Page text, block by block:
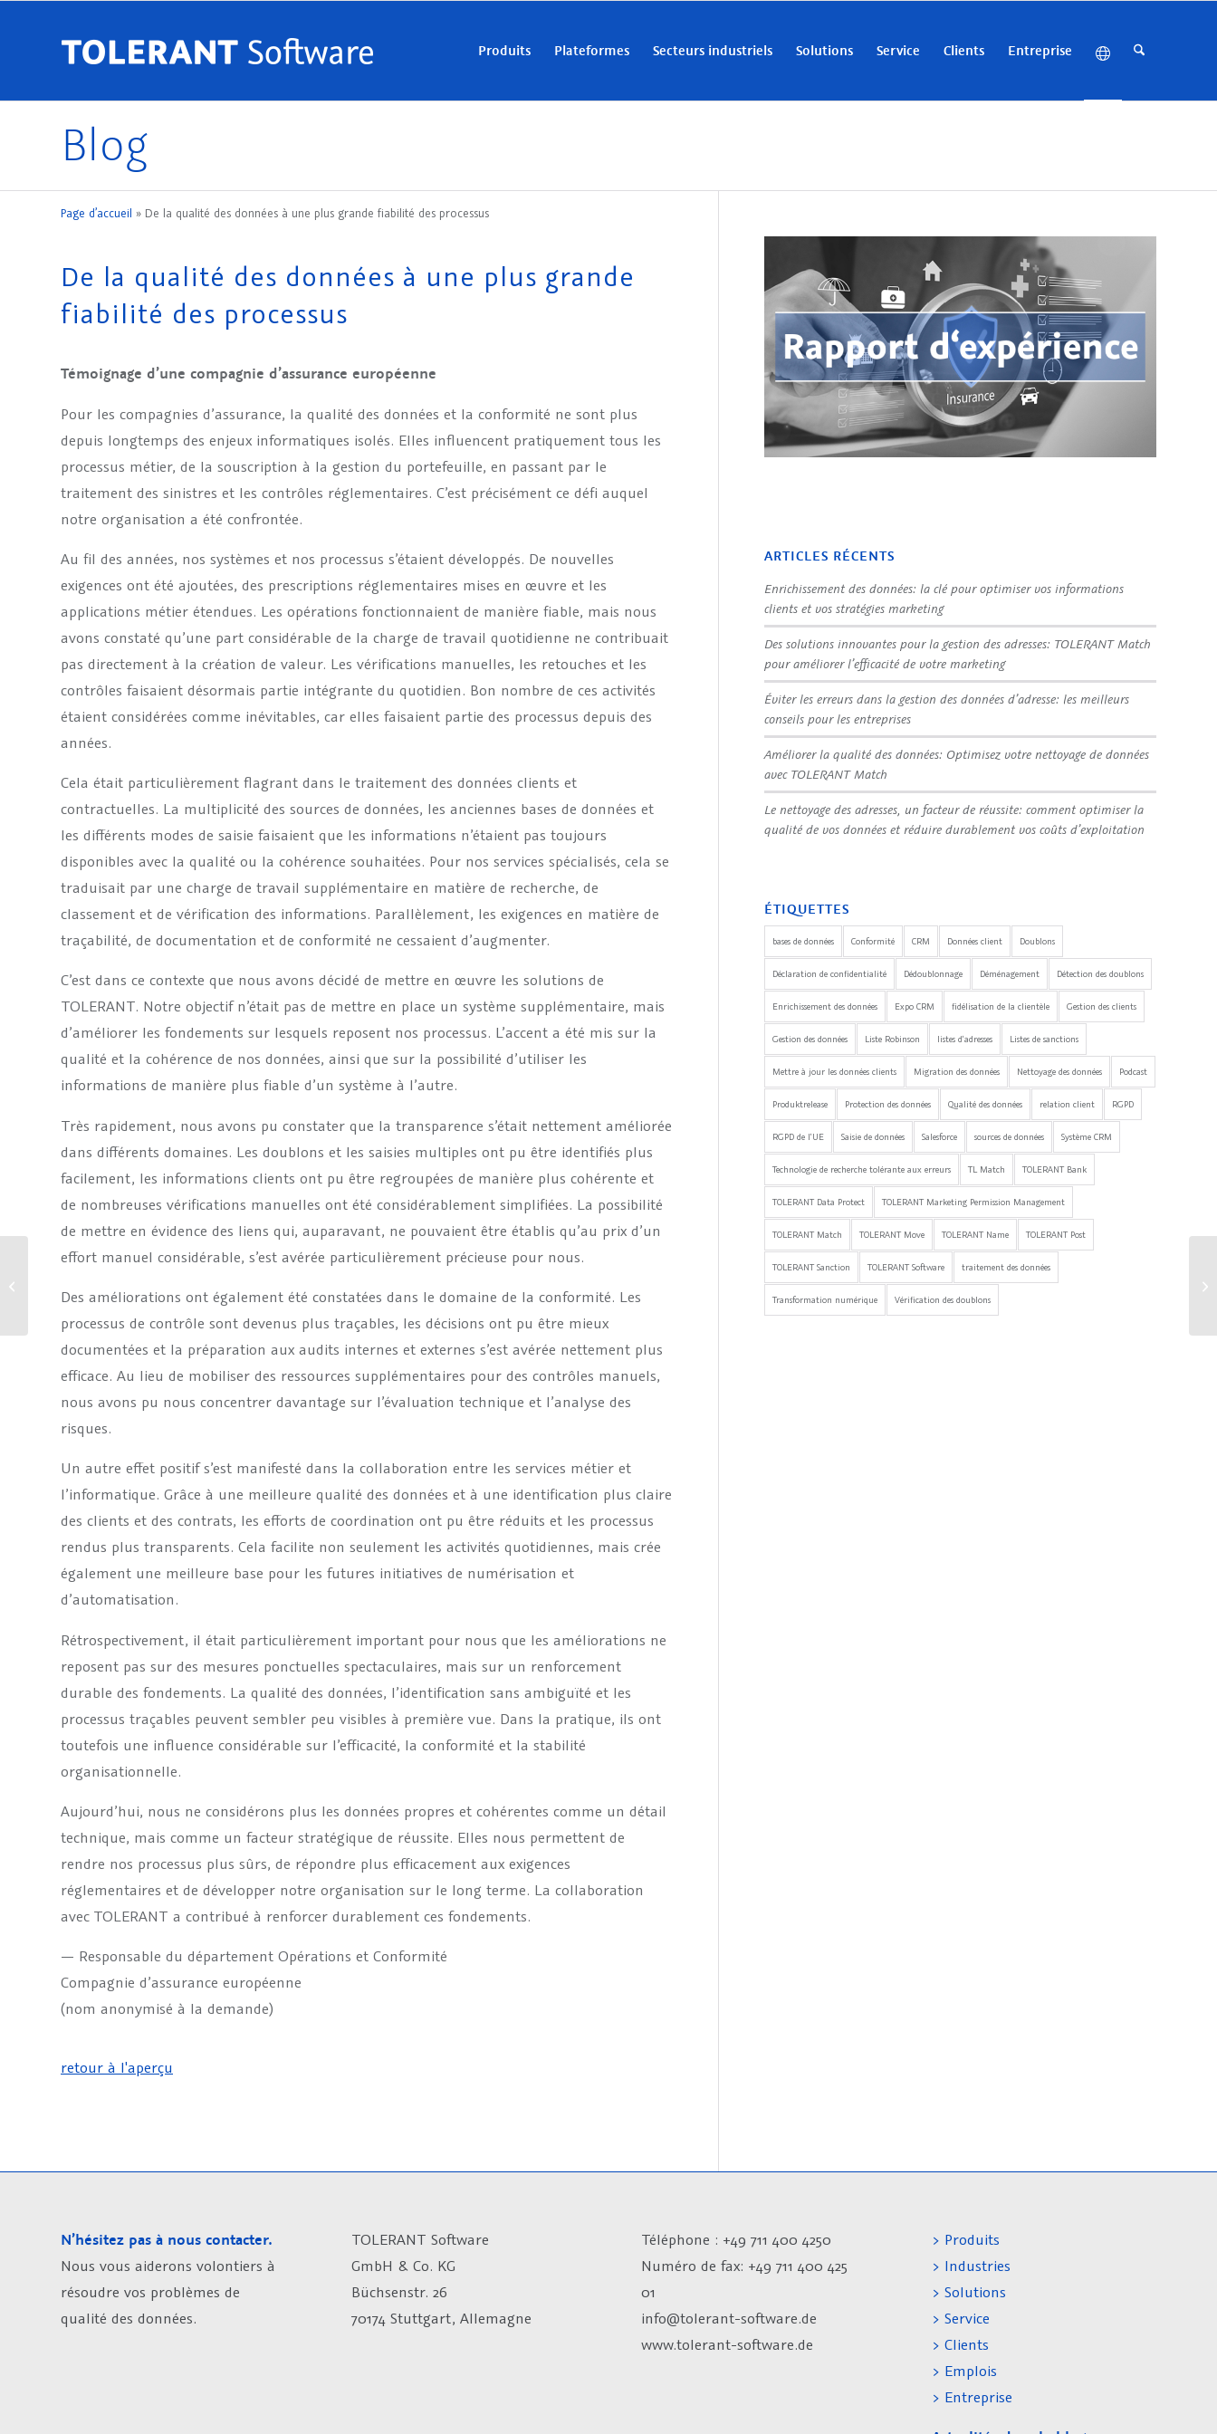
Produits Plateformes Secteurs industriels Solutions Service Clients Entreprise
Blog
Page d’accueil » De la qualité des données à une plus grande fiabilité des processus
De la qualité des données à une plus grande
fiabilité des processus
Témoignage d’une compagnie d’assurance européenne
Pour les compagnies d’assurance, la qualité des données et la conformité ne sont plus
depuis longtemps des enjeux informatiques isolés. Elles influencent pratiquement tous les
processus métier, de la souscription à la gestion du portefeuille, en passant par le
traitement des sinistres et les contrôles réglementaires. C’est précisément ce défi auquel
notre organisation a été confrontée.
Au fil des années, nos systèmes et nos processus s’étaient développés. De nouvelles
exigences ont été ajoutées, des prescriptions réglementaires mises en œuvre et les
applications métier étendues. Les opérations fonctionnaient de manière fiable, mais nous
avons constaté qu’une part considérable de la charge de travail quotidienne ne contribuait
pas directement à la création de valeur. Les vérifications manuelles, les retouches et les
contrôles faisaient désormais partie intégrante du quotidien. Bon nombre de ces activités
étaient considérées comme inévitables, car elles faisaient partie des processus depuis des
années.
Cela était particulièrement flagrant dans le traitement des données clients et
contractuelles. La multiplicité des sources de données, les anciennes bases de données et
les différents modes de saisie faisaient que les informations n’étaient pas toujours
disponibles avec la qualité ou la cohérence souhaitées. Pour nos services spécialisés, cela se
traduisait par une charge de travail supplémentaire en matière de recherche, de
classement et de vérification des informations. Parallèlement, les exigences en matière de
traçabilité, de documentation et de conformité ne cessaient d’augmenter.
C’est dans ce contexte que nous avons décidé de mettre en œuvre les solutions de
TOLERANT. Notre objectif n’était pas de mettre en place un système supplémentaire, mais
d’améliorer les fondements sur lesquels reposent nos processus. L’accent a été mis sur la
qualité et la cohérence de nos données, ainsi que sur la possibilité d’utiliser les
informations de manière plus fiable d’un système à l’autre.
Très rapidement, nous avons pu constater que la transparence s’était nettement améliorée
dans différents domaines. Les doublons et les saisies multiples ont pu être identifiés plus
facilement, les informations clients ont pu être regroupées de manière plus cohérente et
de nombreuses vérifications manuelles ont été considérablement simplifiées. La possibilité
de mettre en évidence des liens qui, auparavant, ne pouvaient être établis qu’au prix d’un
effort manuel considérable, s’est avérée particulièrement précieuse pour nous.
Des améliorations ont également été constatées dans le domaine de la conformité. Les
processus de contrôle sont devenus plus traçables, les décisions ont pu être mieux
documentées et la préparation aux audits internes et externes s’est avérée nettement plus
efficace. Au lieu de mobiliser des ressources supplémentaires pour des contrôles manuels,
nous avons pu nous concentrer davantage sur l’évaluation technique et l’analyse des
risques.
Un autre effet positif s’est manifesté dans la collaboration entre les services métier et
l’informatique. Grâce à une meilleure qualité des données et à une identification plus claire
des clients et des contrats, les efforts de coordination ont pu être réduits et les processus
rendus plus transparents. Cela facilite non seulement les activités quotidiennes, mais crée
également une meilleure base pour les futures initiatives de numérisation et
d’automatisation.
Rétrospectivement, il était particulièrement important pour nous que les améliorations ne
reposent pas sur des mesures ponctuelles spectaculaires, mais sur un renforcement
durable des fondements. La qualité des données, l’identification sans ambiguïté et les
processus traçables peuvent sembler peu visibles à première vue. Dans la pratique, ils ont
toutefois une influence considérable sur l’efficacité, la conformité et la stabilité
organisationnelle.
Aujourd’hui, nous ne considérons plus les données propres et cohérentes comme un détail
technique, mais comme un facteur stratégique de réussite. Elles nous permettent de
rendre nos processus plus sûrs, de répondre plus efficacement aux exigences
réglementaires et de développer notre organisation sur le long terme. La collaboration
avec TOLERANT a contribué à renforcer durablement ces fondements.
— Responsable du département Opérations et Conformité
Compagnie d’assurance européenne
(nom anonymisé à la demande)
retour à l'aperçu
ARTICLES RÉCENTS
Enrichissement des données: la clé pour optimiser vos informations
clients et vos stratégies marketing
Des solutions innovantes pour la gestion des adresses: TOLERANT Match
pour améliorer l’efficacité de votre marketing
Éviter les erreurs dans la gestion des données d’adresse: les meilleurs
conseils pour les entreprises
Améliorer la qualité des données: Optimisez votre nettoyage de données
avec TOLERANT Match
Le nettoyage des adresses, un facteur de réussite: comment optimiser la
qualité de vos données et réduire durablement vos coûts d’exploitation
ÉTIQUETTES
bases de données Conformité CRM Données client Doublons
Déclaration de confidentialité Dédoublonnage Déménagement Détection des doublons
Enrichissement des données Expo CRM fidélisation de la clientèle Gestion des clients
Gestion des données Liste Robinson listes d'adresses Listes de sanctions
Mettre à jour les données clients Migration des données Nettoyage des données Podcast
Produktrelease Protection des données Qualité des données relation client RGPD
RGPD de l'UE Saisie de données Salesforce sources de données Système CRM
Technologie de recherche tolérante aux erreurs TL Match TOLERANT Bank
TOLERANT Data Protect TOLERANT Marketing Permission Management
TOLERANT Match TOLERANT Move TOLERANT Name TOLERANT Post
TOLERANT Sanction TOLERANT Software traitement des données
Transformation numérique Vérification des doublons
N’hésitez pas à nous contacter.
Nous vous aiderons volontiers à
résoudre vos problèmes de
qualité des données.
TOLERANT Software
GmbH & Co. KG
Büchsenstr. 26
70174 Stuttgart, Allemagne
Téléphone : +49 711 400 4250
Numéro de fax: +49 711 400 425
01
info@tolerant-software.de
www.tolerant-software.de
> Produits
> Industries
> Solutions
> Service
> Clients
> Emplois
> Entreprise
TOLERANT Match 12.1 –
environnements cloud